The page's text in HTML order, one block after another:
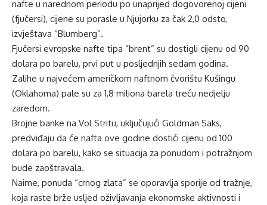
nafte u narednom periodu po unaprijed dogovorenoj cijeni
(fjučersi), cijene su porasle u Njujorku za čak 2,0 odsto,
izvještava “Blumberg”.
Fjučersi evropske nafte tipa “brent” su dostigli cijenu od 90
dolara po barelu, prvi put u posljednjih sedam godina.
Zalihe u najvećem američkom naftnom čvorištu Kušingu
(Oklahoma) pale su za 1,8 miliona barela treću nedjelju
zaredom.
Brojne banke na Vol Stritu, uključujući Goldman Saks,
predviđaju da će nafta ove godine dostići cijenu od 100
dolara po barelu, kako se situacija za ponudom i potražnjom
bude zaoštravala.
Naime, ponuda “crnog zlata” se oporavlja sporije od tražnje,
koja raste brže usljed oživljavanja ekonomske aktivnosti i